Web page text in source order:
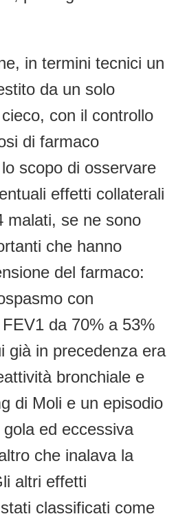
in termini tecnici un
da un solo
con il controllo
di farmaco
scopo di osservare
effetti collaterali
malati, se ne sono
che hanno
del farmaco:
con
da 70% a 53%
già in precedenza era
bronchiale e
di Moli e un episodio
ed eccessiva
che inalava la
altri effetti
classificati come